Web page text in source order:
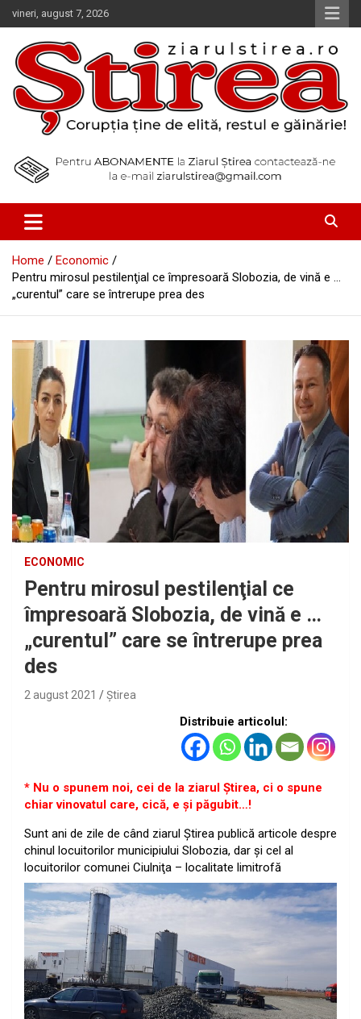
Skip
to
content
vineri, august 7, 2026
Ziarul Știrea
Home
Economic
Pentru mirosul pestilenţial ce împresoară Slobozia, de vină e …
„curentul” care se întrerupe prea des
ECONOMIC
Pentru mirosul pestilenţial ce
împresoară Slobozia, de vină e …
„curentul” care se întrerupe prea
des
2 august 2021 Ştirea
Distribuie articolul:
* Nu o spunem noi, cei de la ziarul Ştirea, ci o spune
chiar vinovatul care, cică, e şi păgubit…!
Sunt ani de zile de când ziarul Ştirea publică articole despre
chinul locuitorilor municipiului Slobozia, dar şi cel al
locuitorilor comunei Ciulniţa – localitate limitrofă